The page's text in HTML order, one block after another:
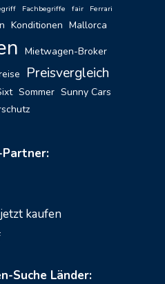
Fachbegriffe fair Ferrari
Konditionen Mallorca
Mietwagen-Broker
Preisvergleich
Sommer Sunny Cars
kaufen
Suche Länder: